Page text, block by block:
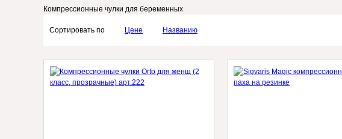
Компрессионные чулки для беременных
Сортировать по Цене Названию